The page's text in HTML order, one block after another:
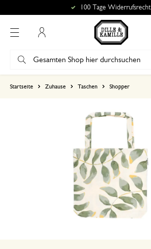
100 Tage Widerrufsrecht
Startseite Zuhause Taschen Shopper